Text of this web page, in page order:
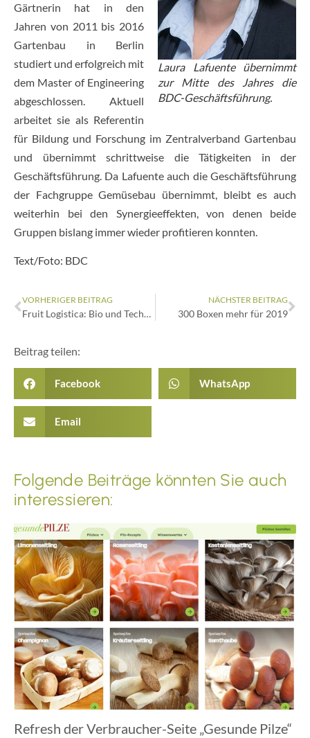
Laura Lafuente übernimmt
zur Mitte des Jahres die
BDC-Geschäftsführung.
Gärtnerin hat in den
Jahren von 2011 bis 2016
Gartenbau in Berlin
studiert und erfolgreich mit
dem Master of Engineering
abgeschlossen. Aktuell
arbeitet sie als Referentin
für Bildung und Forschung im Zentralverband Gartenbau
und übernimmt schrittweise die Tätigkeiten in der
Geschäftsführung. Da Lafuente auch die Geschäftsführung
der Fachgruppe Gemüsebau übernimmt, bleibt es auch
weiterhin bei den Synergieeffekten, von denen beide
Gruppen bislang immer wieder profitieren konnten.
Text/Foto: BDC
VORHERIGER BEITRAG
Fruit Logistica: Bio und Technik
NÄCHSTER BEITRAG
300 Boxen mehr für 2019
Beitrag teilen:
Facebook WhatsApp
Email
Folgende Beiträge könnten Sie auch
interessieren:
Refresh der Verbraucher-Seite „Gesunde Pilze“